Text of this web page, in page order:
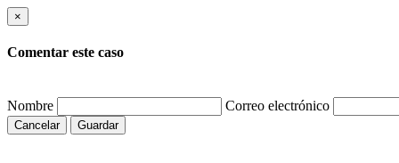
×
Comentar este caso
Nombre Correo electrónico
Cancelar Guardar